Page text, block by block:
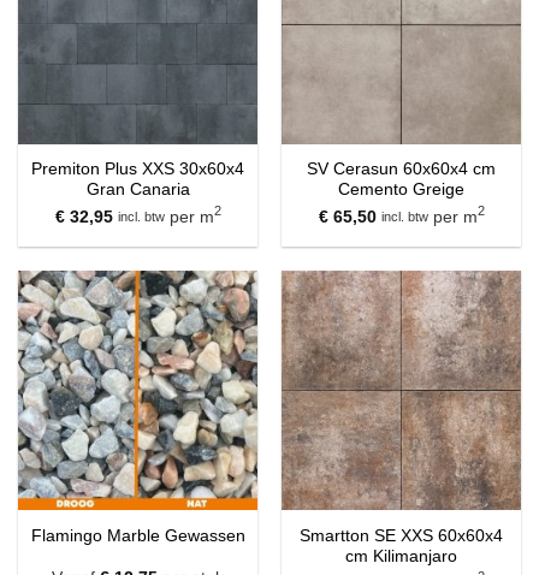
Premiton Plus XXS 30x60x4
Gran Canaria
€32,95 incl. btwper m2
SV Cerasun 60x60x4 cm
Cemento Greige
€65,50 incl. btwper m2
Flamingo Marble Gewassen
Smartton SE XXS 60x60x4
cm Kilimanjaro